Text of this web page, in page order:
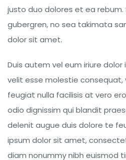
justo duo dolores et ea
gubergren, no sea takimata
dolor sit amet.
Duis autem vel eum iriure
velit esse molestie consequat,
feugiat nulla facilisis at vero
odio dignissim qui blandit
delenit augue duis dolore te
ipsum dolor sit amet,
diam nonummy nibh euismod